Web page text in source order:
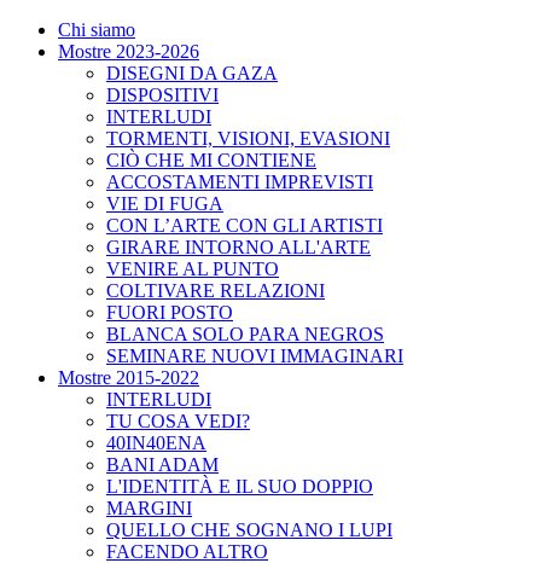
Chi siamo
Mostre 2023-2026
DISEGNI DA GAZA
DISPOSITIVI
INTERLUDI
TORMENTI, VISIONI, EVASIONI
CIÒ CHE MI CONTIENE
ACCOSTAMENTI IMPREVISTI
VIE DI FUGA
CON L’ARTE CON GLI ARTISTI
GIRARE INTORNO ALL'ARTE
VENIRE AL PUNTO
COLTIVARE RELAZIONI
FUORI POSTO
BLANCA SOLO PARA NEGROS
SEMINARE NUOVI IMMAGINARI
Mostre 2015-2022
INTERLUDI
TU COSA VEDI?
40IN40ENA
BANI ADAM
L'IDENTITÀ E IL SUO DOPPIO
MARGINI
QUELLO CHE SOGNANO I LUPI
FACENDO ALTRO